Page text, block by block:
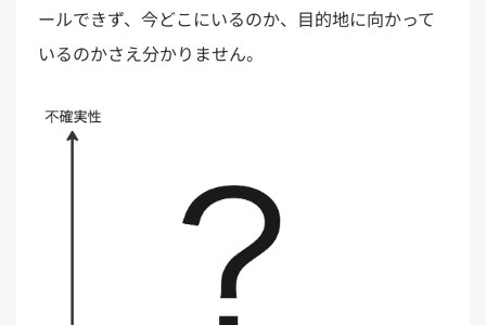
ールできず、今どこにいるのか、目的地に向かって
いるのかさえ分かりません。